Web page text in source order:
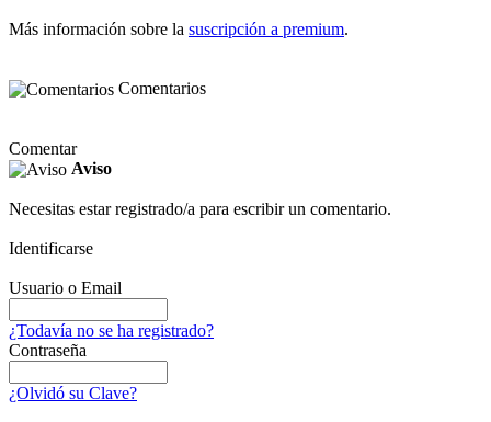
Más información sobre la suscripción a premium.
Comentarios
Comentar
Aviso
Necesitas estar registrado/a para escribir un comentario.
Identificarse
Usuario o Email
¿Todavía no se ha registrado?
Contraseña
¿Olvidó su Clave?